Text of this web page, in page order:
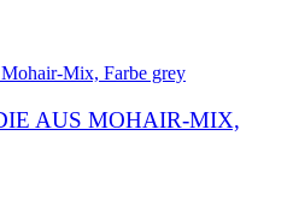
AUS MOHAIR-MIX,